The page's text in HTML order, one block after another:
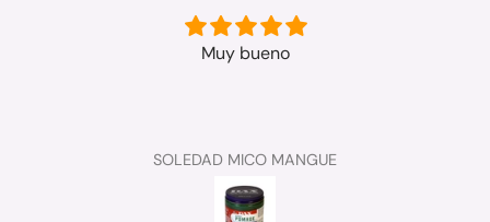
Muy bueno
SOLEDAD MICO MANGUE